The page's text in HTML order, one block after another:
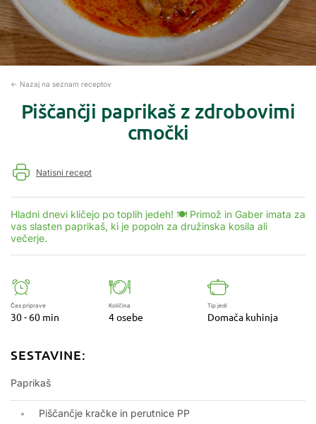
← Nazaj na seznam receptov
Piščančji paprikaš z zdrobovimi
cmočki
Natisni recept
Hladni dnevi kličejo po toplih jedeh! 🍽️ Primož in Gaber imata za
vas slasten paprikaš, ki je popoln za družinska kosila ali
večerje.
Čas priprave
30 - 60 min
Količina
4 osebe
Tip jedi
Domača kuhinja
SESTAVINE:
Paprikaš
Piščančje kračke in perutnice PP